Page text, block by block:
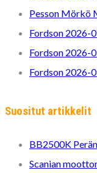
Pesson Mörkö
Fordson 2026-
Fordson 2026-
Fordson 2026-
Suositut artikkelit
BB2500K
Scanian